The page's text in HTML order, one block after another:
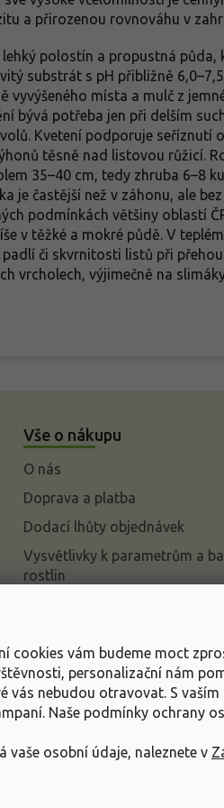
cookies vám budeme moct
personalizační nám
vás nebudou otravovat. S
Naše podmínky ochrany
osobní údaje, naleznete v
a přirozenou rovnováhu v
lehký polostín a propustná půda,
substrát s pH přibližně
vyvýšeného místa a mulč z
bývá potřeba jen při delším
Kvetení podporuje seříznutí
těsně nad listovou růžicí.
35–40 cm, tedy zhruba 6–8
je častější než v záhonu, ale
podmínkách většiny oblastí
v těžké a mokré půdě. V
či skvrnitosti listů při
vrcholech, výjimečně na
Vše o nákupu
O nás
Doprava a platba
Dodací lhůty objednávek
Vysvětlivky k parametrům a
rostlin
Informace o ochraně osobních
údajů
Obchodní podmínky